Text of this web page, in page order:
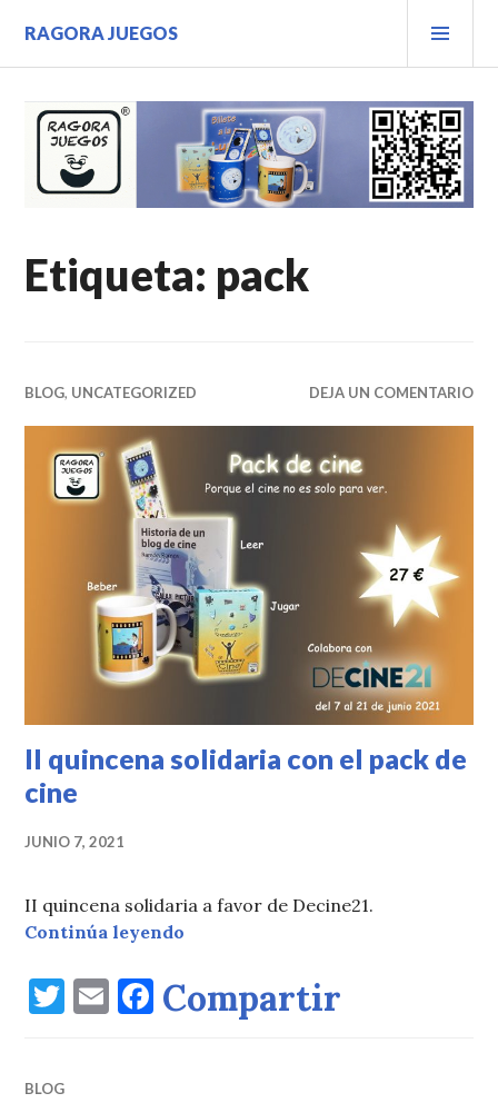
contenido.
RAGORA JUEGOS
Etiqueta: pack
BLOG, UNCATEGORIZED DEJA UN COMENTARIO
II quincena solidaria con el pack de
cine
JUNIO 7, 2021
II quincena solidaria a favor de Decine21.
Continúa leyendo
T E F
Compartir
BLOG